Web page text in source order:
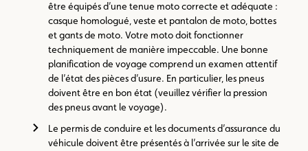
être équipés d’une tenue moto correcte et adéquate :
casque homologué, veste et pantalon de moto, bottes
et gants de moto. Votre moto doit fonctionner
techniquement de manière impeccable. Une bonne
planification de voyage comprend un examen attentif
de l’état des pièces d’usure. En particulier, les pneus
doivent être en bon état (veuillez vérifier la pression
des pneus avant le voyage).
Le permis de conduire et les documents d’assurance du
véhicule doivent être présentés à l’arrivée sur le site de